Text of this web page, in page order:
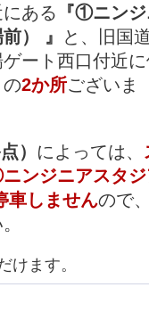
ある 『①ニン
） 』
と、旧国
ート西口付近
の2か所ございま
） によっては、
ンジニアスタ
車しませんので